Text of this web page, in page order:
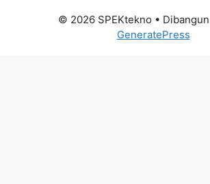
© 2026 SPEKtekno •
GeneratePress